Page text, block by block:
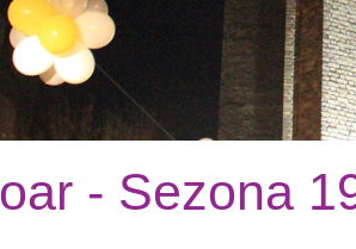
- Sezona